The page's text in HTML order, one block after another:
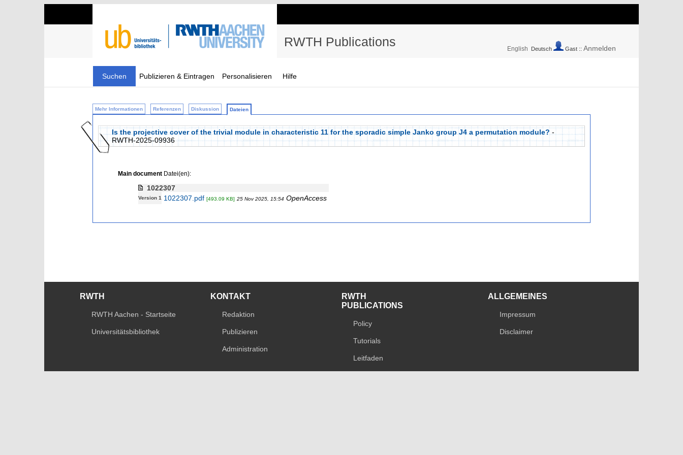
RWTH Publications English Deutsch Gast :: Anmelden
Suchen Publizieren & Eintragen Personalisieren Hilfe
Mehr Informationen Referenzen Diskussion Dateien
Is the projective cover of the trivial module in characteristic 11 for the sporadic simple Janko group J4 a permutation module? -
RWTH-2025-09936
Main documentDatei(en):
1022307
Version 1 1022307.pdf [493.09 KB] 25 Nov 2025, 15:54 OpenAccess
RWTH
RWTH Aachen - Startseite
Universitätsbibliothek
KONTAKT
Redaktion
Publizieren
Administration
RWTH
PUBLICATIONS
Policy
Tutorials
Leitfaden
ALLGEMEINES
Impressum
Disclaimer